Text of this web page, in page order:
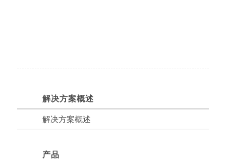
解决方案概述
解决方案概述
产品